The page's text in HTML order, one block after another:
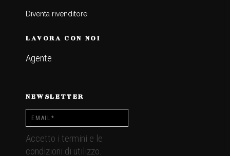
Diventa rivenditore
LAVORA CON NOI
Agente
NEWSLETTER
Accetto i termini e le
condizioni di utilizzo.